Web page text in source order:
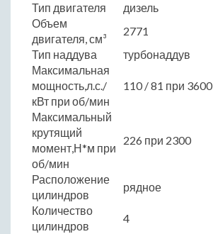
Тип двигателя
дизель
Объем
двигателя, см³
2771
Тип наддува
турбонаддув
Максимальная
мощность,л.с./
кВт при об/мин
110 / 81 при 3600
Максимальный
крутящий
момент,Н*м при
об/мин
226 при 2300
Расположение
цилиндров
рядное
Количество
цилиндров
4